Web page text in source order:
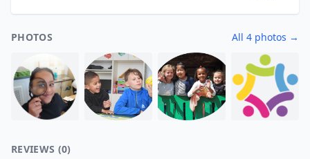
PHOTOS All 4 photos →
REVIEWS (0)